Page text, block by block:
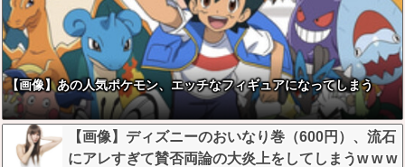
【画像】あの人気ポケモン、エッチなフィギュアになってしまう
【画像】ディズニーのおいなり巻（600円）、流石
にアレすぎて賛否両論の大炎上をしてしまうw w w